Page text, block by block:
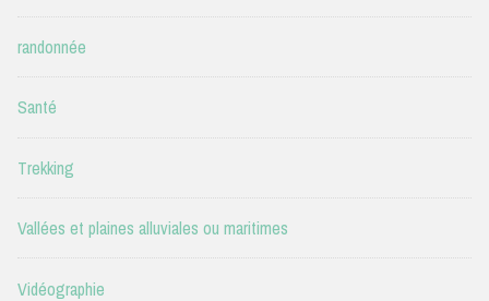
randonnée
Santé
Trekking
Vallées et plaines alluviales ou maritimes
Vidéographie